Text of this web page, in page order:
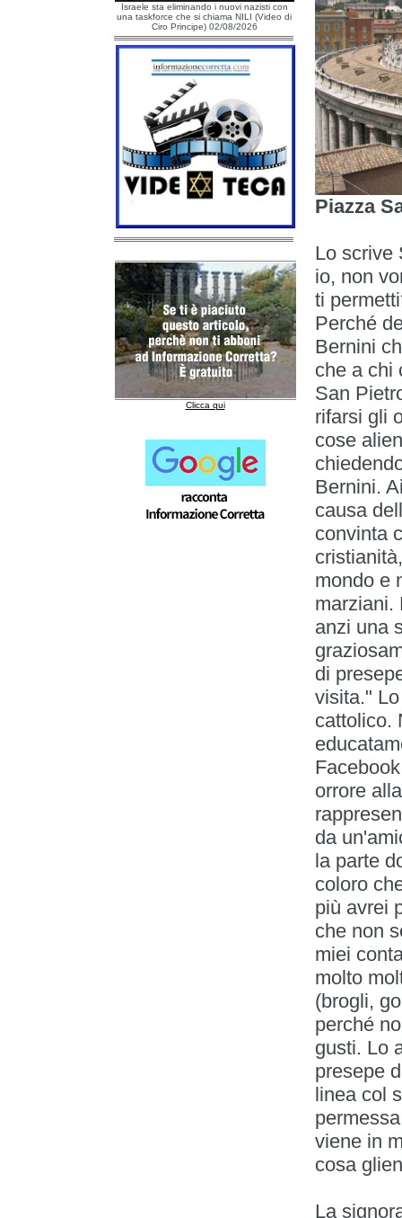
Israele sta eliminando i nuovi nazisti con
una taskforce che si chiama NILI (Video di
Ciro Principe) 02/08/2026
Clicca qui
Piazza
Lo scrive
io, non
ti
Perché
Bernini
che a chi
San
rifarsi gli
cose
Bernini.
causa
convinta
mondo e
marziani.
anzi una
di
visita."
cattolico.
orrore
da
la parte
coloro
più avrei
che non
miei
molto
(brogli,
perché
gusti. Lo
presepe
linea col
viene in
cosa
La